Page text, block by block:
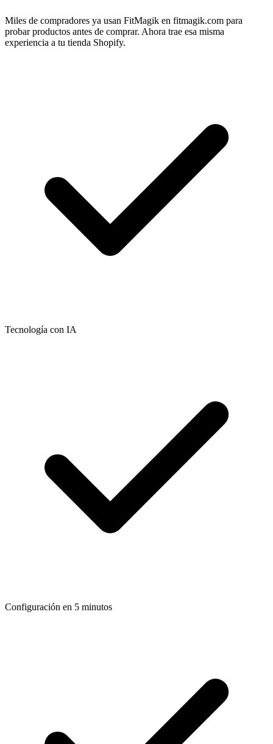
Miles de compradores ya usan FitMagik en fitmagik.com para
probar productos antes de comprar. Ahora trae esa misma
experiencia a tu tienda Shopify.
Tecnología con IA
Configuración en 5 minutos